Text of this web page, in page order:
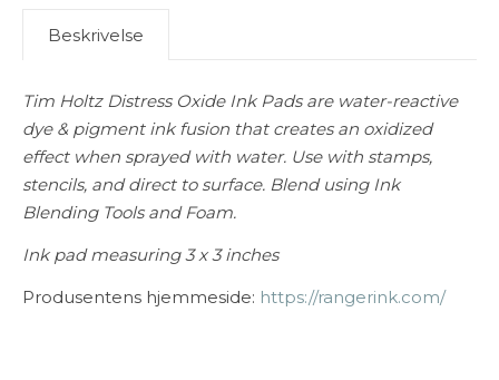
Beskrivelse
Tim Holtz Distress Oxide Ink Pads are water-reactive
dye & pigment ink fusion that creates an oxidized
effect when sprayed with water. Use with stamps,
stencils, and direct to surface. Blend using Ink
Blending Tools and Foam.
Ink pad measuring 3 x 3 inches
Produsentens hjemmeside: https://rangerink.com/